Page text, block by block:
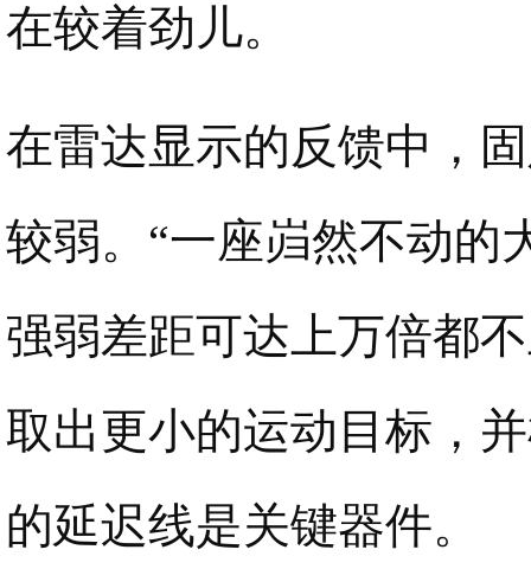
在较着劲儿。
在雷达显示的反馈中，
较弱。“一座岿然不动的
强弱差距可达上万倍都
取出更小的运动目标，
的延迟线是关键器件。